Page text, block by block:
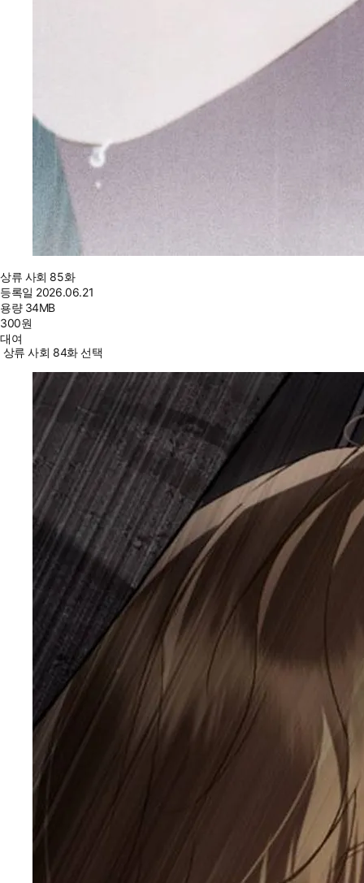
상류 사회 85화
등록일 2026.06.21
용량 34MB
300원
대여
상류 사회 84화 선택